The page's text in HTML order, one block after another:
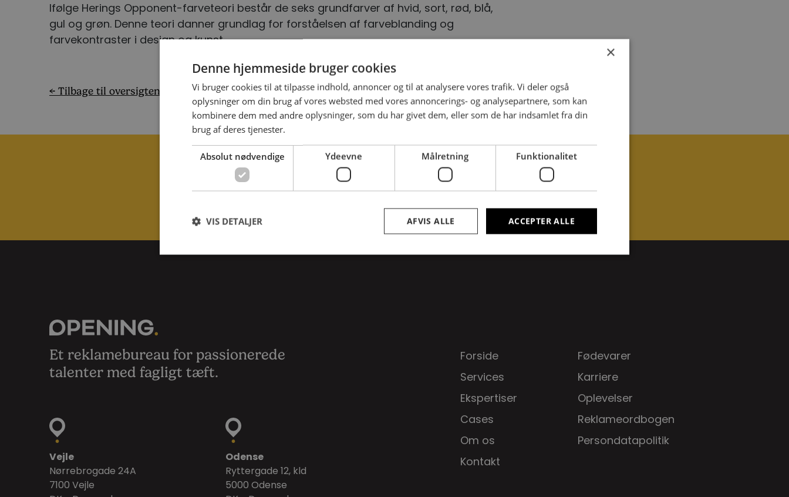
Ifølge Herings Opponent-farveteori består de seks grundfarver af hvid, sort, rød, blå,
gul og grøn. Denne teori danner grundlag for forståelsen af farveblanding og
farvekontraster i design og kunst.
← Tilbage til oversigten
Kontakt os i dag Send email +45 28 19 33 36
Et reklamebureau for passionerede
talenter med fagligt tæft.
Vejle
Nørrebrogade 24A
7100 Vejle
Odense
Ryttergade 12, kld
5000 Odense
Forside
Services
Ekspertiser
Cases
Om os
Kontakt
Fødevarer
Karriere
Oplevelser
Reklameordbogen
Persondatapolitik
×
Denne hjemmeside bruger cookies
Vi bruger cookies til at tilpasse indhold, annoncer og til at analysere vores trafik. Vi deler også
oplysninger om din brug af vores websted med vores annoncerings- og analysepartnere, som kan
kombinere dem med andre oplysninger, som du har givet dem, eller som de har indsamlet fra din
brug af deres tjenester.
Absolut nødvendige Ydeevne Målretning Funktionalitet
ACCEPTER ALLE
AFVIS ALLE
VIS DETALJER